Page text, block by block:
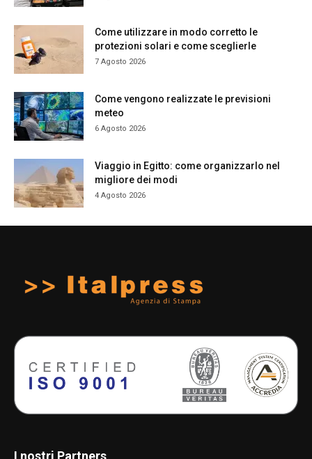
Come utilizzare in modo corretto le
protezioni solari e come sceglierle
7 Agosto 2026
Come vengono realizzate le previsioni
meteo
6 Agosto 2026
Viaggio in Egitto: come organizzarlo nel
migliore dei modi
4 Agosto 2026
I nostri Partners